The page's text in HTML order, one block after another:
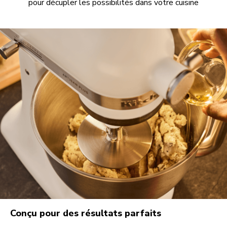
pour décupler les possibilités dans votre cuisine
Conçu pour des résultats parfaits